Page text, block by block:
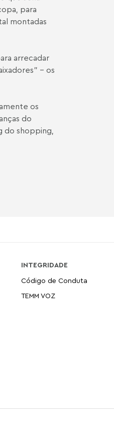
para
montadas
arrecadar
- os
os
do
do shopping,
INTEGRIDADE
Código de Conduta
TEMM VOZ